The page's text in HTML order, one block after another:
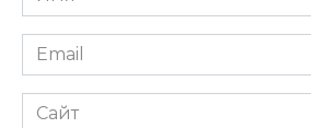
*
Email
*
Сайт